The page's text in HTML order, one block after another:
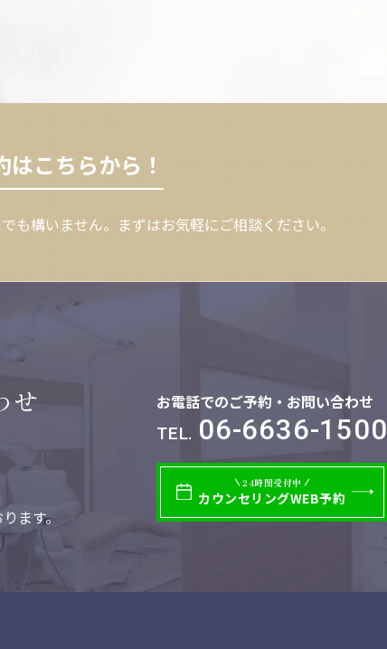
こちらから！
も構いません。 まずはお気軽にご相談ください。
せ
ます。
お電話でのご予約・お問い合わせ
TEL. 06-6636-1500
24時間受付中
カウンセリングWEB予約